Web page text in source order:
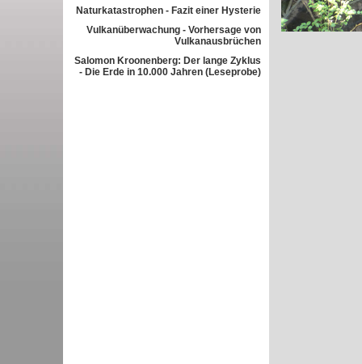
Naturkatastrophen - Fazit einer Hysterie
Vulkanüberwachung - Vorhersage von
Vulkanausbrüchen
Salomon Kroonenberg: Der lange Zyklus
- Die Erde in 10.000 Jahren (Leseprobe)